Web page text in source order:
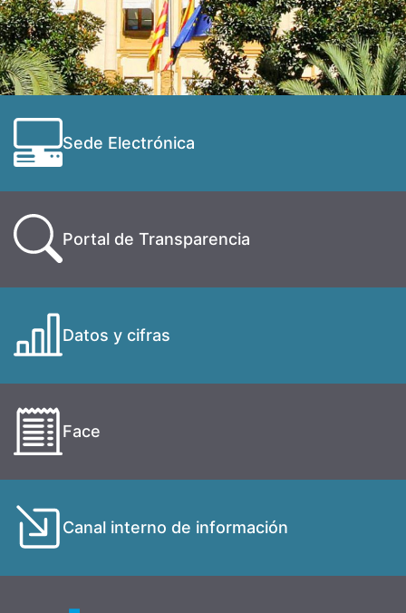
Sede Electrónica
Portal de Transparencia
Datos y cifras
Face
Canal interno de información